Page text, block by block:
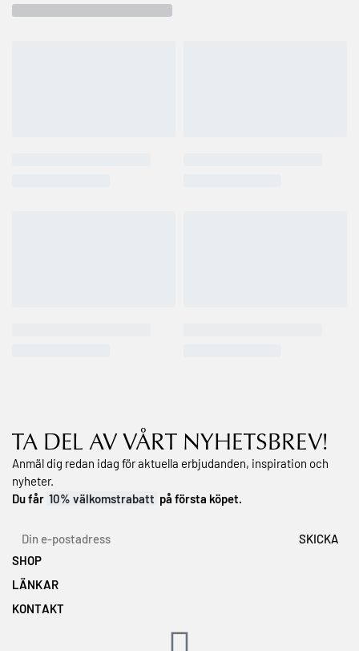
TA DEL AV VÅRT NYHETSBREV!
Anmäl dig redan idag för aktuella erbjudanden, inspiration och
nyheter.
Du får 10% välkomstrabatt på första köpet.
SHOP
Topplistan
Min önskelista
LÄNKAR
Våra hudvårdsserier
KONTAKT